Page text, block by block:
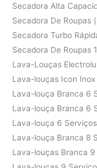
Secadora Alta
Secadora De Roupas
Secadora Turbo
Secadora De Roupas
Lava-Louças
Lava-louças Icon
Lava-louça Branca 6
Lava-louça Branca 6
Lava-louça 6
Lava-louça Branca 8
Lava-louças Branca